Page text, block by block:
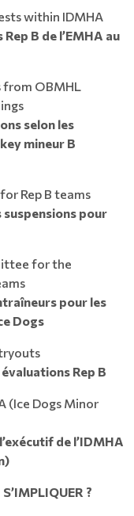
within IDMHA
B de l’EMHA au
from OBMHL
selon les
mineur B
Rep B teams
pour
for the
pour les
Dogs
Rep B
(Ice Dogs Minor
de l’IDMHA
?